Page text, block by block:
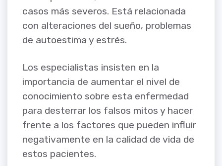
casos más severos. Está relacionada
con alteraciones del sueño, problemas
de autoestima y estrés.
Los especialistas insisten en la
importancia de aumentar el nivel de
conocimiento sobre esta enfermedad
para desterrar los falsos mitos y hacer
frente a los factores que pueden influir
negativamente en la calidad de vida de
estos pacientes.